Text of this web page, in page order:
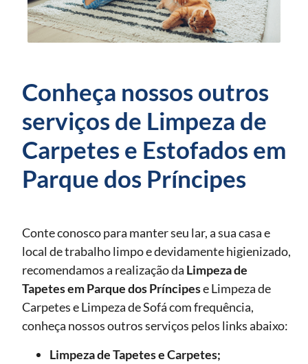
Conheça nossos outros
serviços de Limpeza de
Carpetes e Estofados em
Parque dos Príncipes
Conte conosco para manter seu lar, a sua casa e
local de trabalho limpo e devidamente higienizado,
recomendamos a realização da Limpeza de
Tapetesem Parque dos Príncipese Limpeza de
Carpetes e Limpeza de Sofá com frequência,
conheça nossos outros serviços pelos links abaixo:
Limpeza de Tapetes e Carpetes;